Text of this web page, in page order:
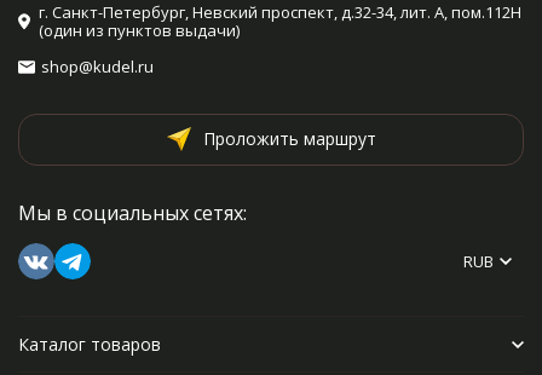
г. Санкт-Петербург, Невский проспект, д.32-34, лит. А, пом.112Н
(один из пунктов выдачи)
shop@kudel.ru
Проложить маршрут
Мы в социальных сетях:
RUB
Каталог товаров